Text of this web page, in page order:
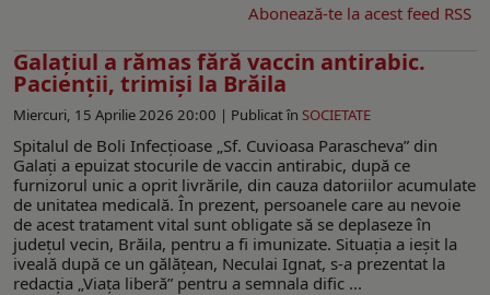
Abonează-te la acest feed RSS
Galațiul a rămas fără vaccin antirabic.
Pacienții, trimiși la Brăila
Miercuri, 15 Aprilie 2026 20:00 | Publicat în SOCIETATE
Spitalul de Boli Infecțioase „Sf. Cuvioasa Parascheva” din
Galați a epuizat stocurile de vaccin antirabic, după ce
furnizorul unic a oprit livrările, din cauza datoriilor acumulate
de unitatea medicală. În prezent, persoanele care au nevoie
de acest tratament vital sunt obligate să se deplaseze în
județul vecin, Brăila, pentru a fi imunizate. Situația a ieșit la
iveală după ce un gălățean, Neculai Ignat, s-a prezentat la
redacția „Viața liberă” pentru a semnala dific ...